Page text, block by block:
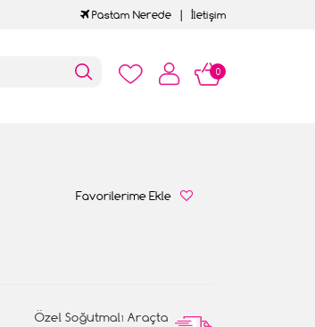
Pastam Nerede İletişim
0
Favorilerime Ekle
Özel Soğutmalı Araçta